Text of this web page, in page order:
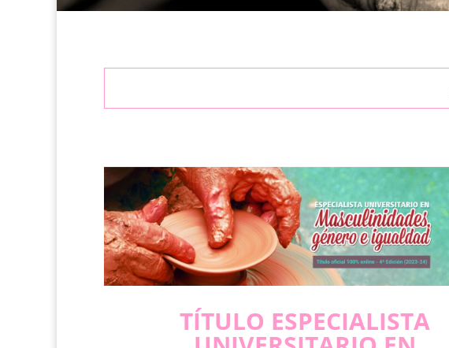
TÍTULO ESPECIALISTA